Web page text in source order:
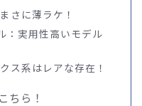
さに薄ラケ！
：実用性高いモデル
ス系はレアな存在！
ちら！